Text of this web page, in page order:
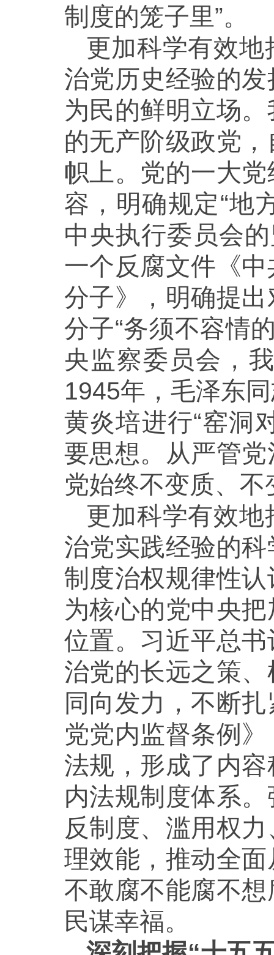
制度的笼子里”。
更加科学有效
治党历史经验的
为民的鲜明立场
的无产阶级政党
帜上。党的一大
容，明确规定“地
中央执行委员会
一个反腐文件《
分子》，明确提
分子“务须不容情
央监察委员会，
1945年，毛泽东
黄炎培进行“窑洞
要思想。从严管
党始终不变质、
更加科学有效
治党实践经验的
制度治权规律性
为核心的党中央
位置。习近平总
治党的长远之策
同向发力，不断
党党内监督条例
法规，形成了内
内法规制度体系
反制度、滥用权
理效能，推动全
不敢腐不能腐不
民谋幸福。